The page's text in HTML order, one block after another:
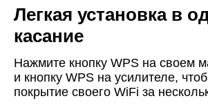
Легкая установка в
касание
Нажмите кнопку WPS на своем
и кнопку WPS на усилителе,
покрытие своего WiFi за